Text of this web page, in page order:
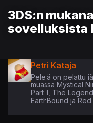
3DS:n
sovelluksista
Petri Kataja
Pelejä on pelattu
muassa Mystical
Part II, The
EarthBound ja